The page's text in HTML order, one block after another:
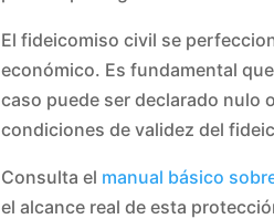
El fideicomiso civil se
económico. Es fundamental
caso puede ser declarado nulo
condiciones de validez del
Consulta el manual básico
el alcance real de esta